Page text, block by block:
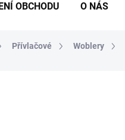
OBCHODU O NÁS
Přívlačové Woblery